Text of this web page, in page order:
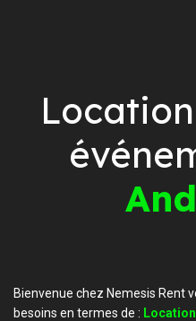
Bienvenue chez Nemesis Rent
besoins en termes de :